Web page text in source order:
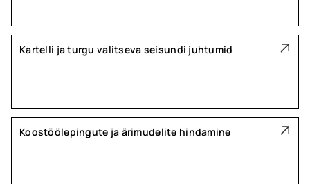
Kartelli ja turgu valitseva seisundi juhtumid
Koostöölepingute ja ärimudelite hindamine